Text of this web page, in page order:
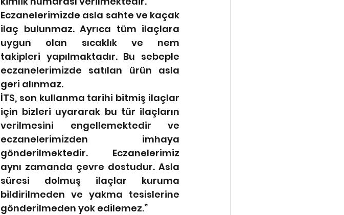
Eczanelerimizde asla sahte ve kaçak
ilaç bulunmaz. Ayrıca tüm ilaçlara
uygun olan sıcaklık ve nem
takipleri yapılmaktadır. Bu sebeple
eczanelerimizde satılan ürün asla
geri alınmaz.
İTS, son kullanma tarihi bitmiş ilaçlar
için bizleri uyararak bu tür ilaçların
verilmesini engellemektedir ve
eczanelerimizden imhaya
gönderilmektedir. Eczanelerimiz
aynı zamanda çevre dostudur. Asla
süresi dolmuş ilaçlar kuruma
bildirilmeden ve yakma tesislerine
gönderilmeden yok edilemez.”